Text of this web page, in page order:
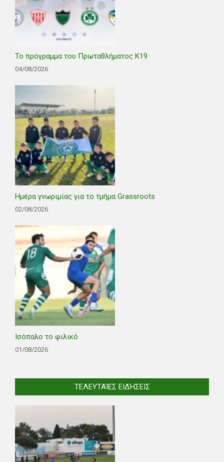
Το πρόγραμμα του Πρωταθλήματος Κ19
04/08/2026
Ημέρα γνωριμίας για το τμήμα Grassroots
02/08/2026
Ισόπαλο το φιλικό
01/08/2026
ΤΕΛΕΥΤΑΊΕΣ ΕΙΔΉΣΕΙΣ